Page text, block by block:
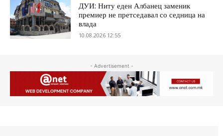
ДУИ: Ниту еден Албанец заменик
премиер не претседавал со седница на
влада
10.08.2026 12:55
- Advertisement -